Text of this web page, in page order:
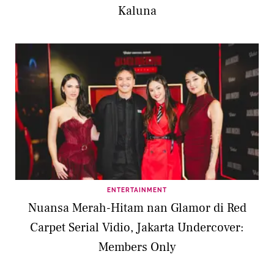
Kaluna
ENTERTAINMENT
Nuansa Merah-Hitam nan Glamor di Red
Carpet Serial Vidio, Jakarta Undercover:
Members Only